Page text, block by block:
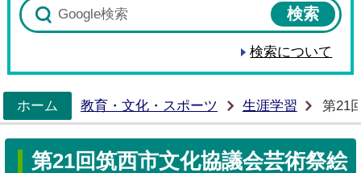
検索について
ホーム
教育・文化・スポーツ 生涯学習 第21
第21回筑西市文化協議会芸術祭絵